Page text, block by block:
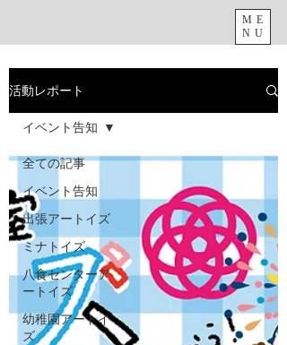
ME
NU
活動レポート
全ての記事
イベント告知
出張アートイズ
ミナトイズ
八食センターア
ートイズ
幼稚園アートイ
ズ
イベント告知